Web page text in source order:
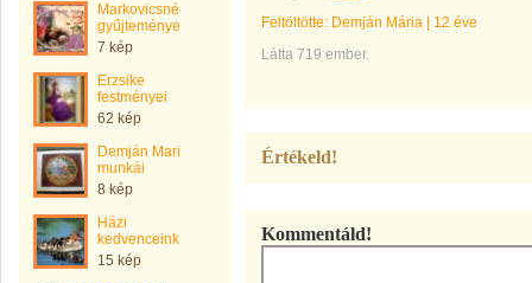
Markovicsné
gyűjteménye
7 kép
Erzsike
festményei
62 kép
Demján Mari
munkái
8 kép
Házi
kedvenceink
15 kép
Feltöltötte: Demján Mária
12 éve
Látta 719 ember.
Értékeld!
Kommentáld!